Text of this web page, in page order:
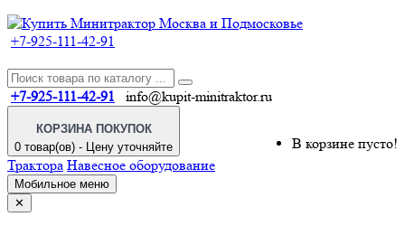
+7-925-111-42-91
+7-925-111-42-91 info@kupit-minitraktor.ru
КОРЗИНА ПОКУПОК
0 товар(ов) - Цену уточняйте
В корзине пусто!
Трактора Навесное оборудование
Мобильное меню
✕